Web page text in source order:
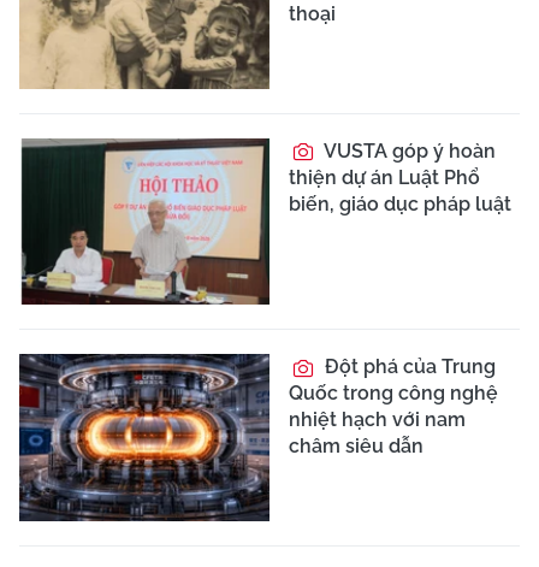
thoại
VUSTA góp ý hoàn
thiện dự án Luật Phổ
biến, giáo dục pháp luật
Đột phá của Trung
Quốc trong công nghệ
nhiệt hạch với nam
châm siêu dẫn